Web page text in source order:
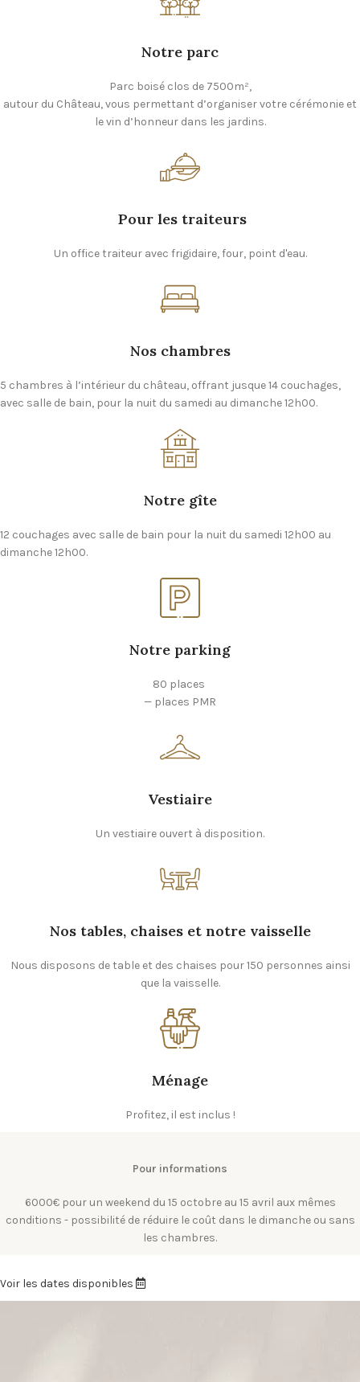
Notre parc
Parc boisé clos de 7500m²,
autour du Château, vous permettant d’organiser votre cérémonie et
le vin d’honneur dans les jardins.
Pour les traiteurs
Un office traiteur avec frigidaire, four, point d'eau.
Nos chambres
5 chambres à l’intérieur du château, offrant jusque 14 couchages,
avec salle de bain, pour la nuit du samedi au dimanche 12h00.
Notre gîte
12 couchages avec salle de bain pour la nuit du samedi 12h00 au
dimanche 12h00.
Notre parking
80 places
— places PMR
Vestiaire
Un vestiaire ouvert à disposition.
Nos tables, chaises et notre vaisselle
Nous disposons de table et des chaises pour 150 personnes ainsi
que la vaisselle.
Ménage
Profitez, il est inclus !
Pour informations
6000€ pour un weekend du 15 octobre au 15 avril aux mêmes
conditions - possibilité de réduire le coût dans le dimanche ou sans
les chambres.
Voir les dates disponibles